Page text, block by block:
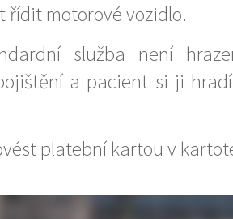
řídit motorové vozidlo.
služba není
a pacient si ji
platební kartou v